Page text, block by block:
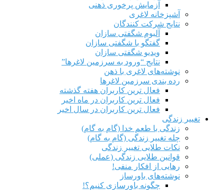
آزمایش پرخوری ذهنی
آشپزخانه لاغری
نتایج شرکت کنندگان
آلبوم شگفتی سازان
گفتگو با شگفتی سازان
ویدیو شگفتی سازان
نتایج “ورود به سرزمین لاغرها”
نوشته‌های لاغری با ذهن
رده بندی سرزمین لاغرها
فعال ترین کاربران هفته گذشته
فعال ترین کاربران در ماه اخیر
فعال ترین کاربران در سال اخیر
تغییر زندگی
زندگی با طعم خدا (گام به گام)
چله تغییر زندگی (گام به گام)
نکات طلایی تغییر زندگی
قوانین طلایی زندگی (عملی)
رهایی از افکار منفی!
نوشته‌های باورساز
چگونه باورسازی کنیم؟!